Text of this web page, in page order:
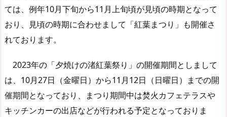
ては、例年10月下旬から11月上旬頃が見頃の時期となって
おり、見頃の時期に合わせまして「紅葉まつり」も開催さ
れております。
2023年の「夕焼けの渚紅葉祭り」の開催期間としまして
は、10月27日（金曜日）から11月12日（日曜日）までの開
催期間となっており、まつり期間中は焚火カフェテラスや
キッチンカーの出店などが行われる予定となっておりま